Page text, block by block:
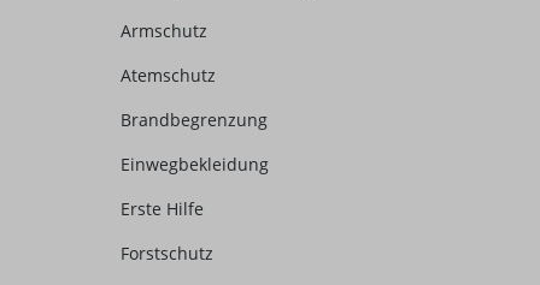
Armschutz
Atemschutz
Brandbegrenzung
Einwegbekleidung
Erste Hilfe
Forstschutz